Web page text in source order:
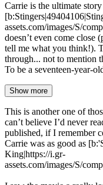
Carrie is the ultimate
assets.com/images/S/
doesn’t even come close
tell me what you think!).
through... not to mention
To be a seventeen-year-
Show more
This is another one of
can’t believe I’d never
published, if I remember
Carrie was as good as
King|https://i.gr-
assets.com/images/S/